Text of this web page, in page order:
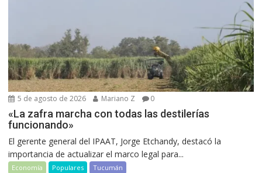
5 de agosto de 2026 Mariano Z 0
«La zafra marcha con todas las destilerías
funcionando»
El gerente general del IPAAT, Jorge Etchandy, destacó la
importancia de actualizar el marco legal para...
Economía Populares Tucumán